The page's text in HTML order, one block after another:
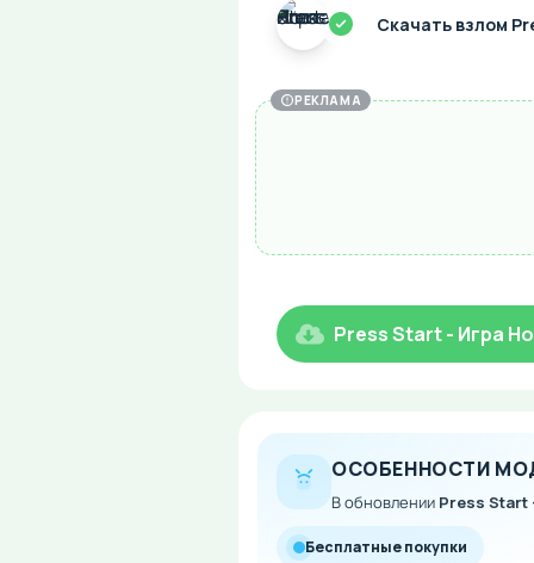
Скачать взлом
РЕКЛАМА
Press Start - Игра
ОСОБЕННОСТИ
В обновлении Press Start
Бесплатные покупки